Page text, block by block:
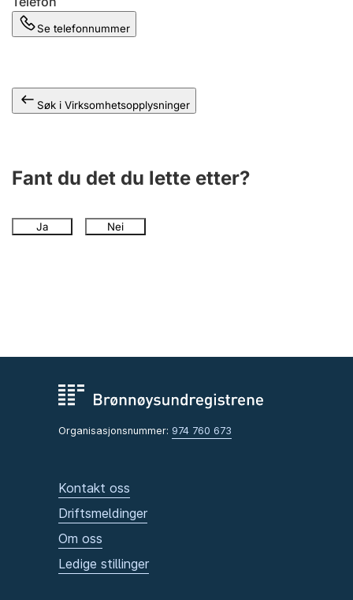
Se telefonnummer
Søk i Virksomhetsopplysninger
Fant du det du lette etter?
Ja Nei
Organisasjonsnummer: 974 760 673
Kontakt oss
Driftsmeldinger
Om oss
Ledige stillinger